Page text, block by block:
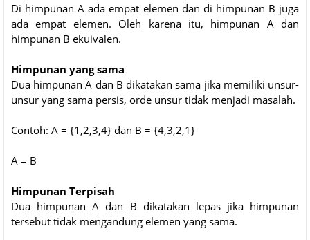
Di himpunan A ada empat elemen dan di himpunan B juga
ada empat elemen. Oleh karena itu, himpunan A dan
himpunan B ekuivalen.
Himpunan yang sama
Dua himpunan A dan B dikatakan sama jika memiliki unsur-
unsur yang sama persis, orde unsur tidak menjadi masalah.
Contoh: A = {1,2,3,4} dan B = {4,3,2,1}
A = B
Himpunan Terpisah
Dua himpunan A dan B dikatakan lepas jika himpunan
tersebut tidak mengandung elemen yang sama.